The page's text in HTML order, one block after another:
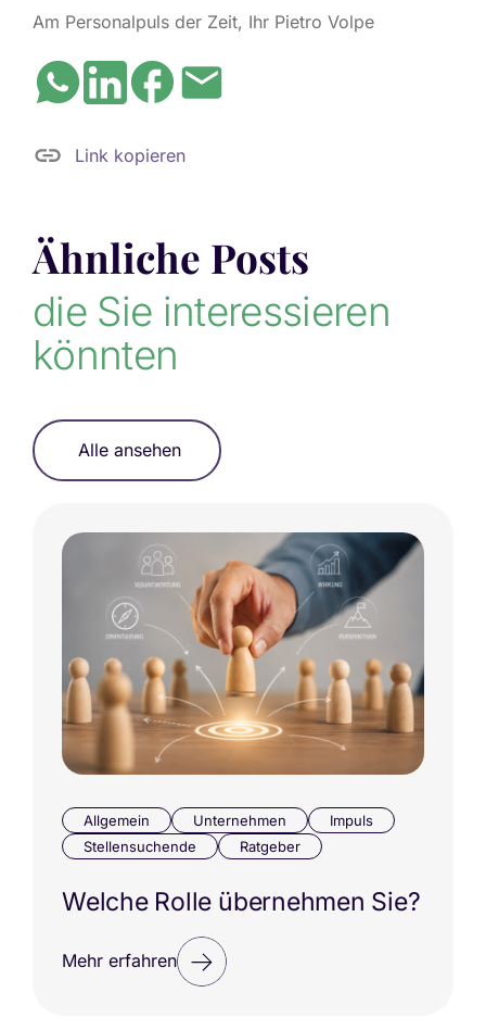
Am Personalpuls der Zeit, Ihr Pietro Volpe
Link kopieren
Ähnliche Posts
die Sie interessieren
könnten
Alle ansehen
Allgemein Unternehmen
Impuls
Stellensuchende
Ratgeber
Welche Rolle übernehmen Sie?
Mehr erfahren